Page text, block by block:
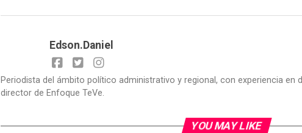
Edson.Daniel
Periodista del ámbito político administrativo y regional, con experiencia en
director de Enfoque TeVe.
YOU MAY LIKE